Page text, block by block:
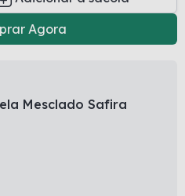
Agora
Mesclado Safira